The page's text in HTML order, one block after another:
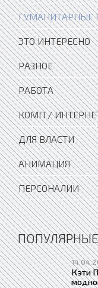
ГУМАНИТАРНЫЕ
ЭТО ИНТЕРЕСНО
РАЗНОЕ
РАБОТА
КОМП /
ДЛЯ ВЛАСТИ
АНИМАЦИЯ
ПЕРСОНАЛИИ
Кэти